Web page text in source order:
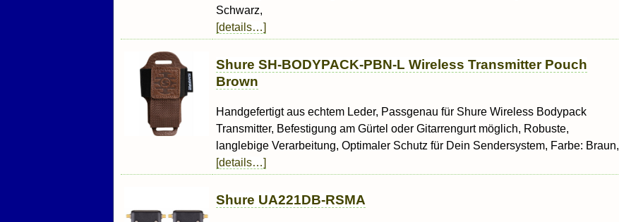
Schwarz,
[details…]
Shure SH-BODYPACK-PBN-L Wireless Transmitter Pouch
Brown
Handgefertigt aus echtem Leder, Passgenau für Shure Wireless Bodypack
Transmitter, Befestigung am Gürtel oder Gitarrengurt möglich, Robuste,
langlebige Verarbeitung, Optimaler Schutz für Dein Sendersystem, Farbe: Braun,
[details…]
Shure UA221DB-RSMA